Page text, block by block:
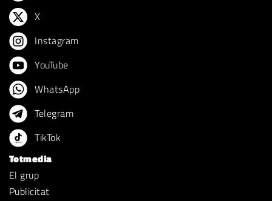
X
Instagram
YouTube
WhatsApp
Telegram
TikTok
Totmedia
El grup
Publicitat